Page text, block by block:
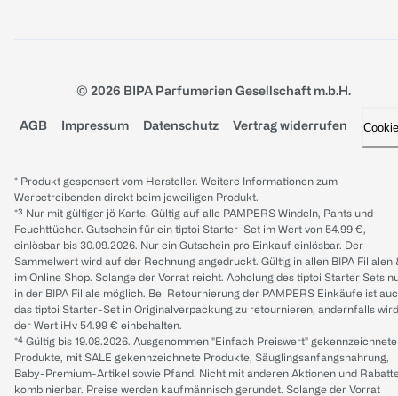
© 2026 BIPA Parfumerien Gesellschaft m.b.H.
AGB Impressum Datenschutz Vertrag widerrufen
* Produkt gesponsert vom Hersteller. Weitere Informationen zum
Werbetreibenden direkt beim jeweiligen Produkt.
*³ Nur mit gültiger jö Karte. Gültig auf alle PAMPERS Windeln, Pants und
Feuchttücher. Gutschein für ein tiptoi Starter-Set im Wert von 54.99 €,
einlösbar bis 30.09.2026. Nur ein Gutschein pro Einkauf einlösbar. Der
Sammelwert wird auf der Rechnung angedruckt. Gültig in allen BIPA Filialen
im Online Shop. Solange der Vorrat reicht. Abholung des tiptoi Starter Sets
in der BIPA Filiale möglich. Bei Retournierung der PAMPERS Einkäufe ist
das tiptoi Starter-Set in Originalverpackung zu retournieren, andernfalls wird
der Wert iHv 54.99 € einbehalten.
*⁴ Gültig bis 19.08.2026. Ausgenommen "Einfach Preiswert" gekennzeichnete
Produkte, mit SALE gekennzeichnete Produkte, Säuglingsanfangsnahrung,
Baby-Premium-Artikel sowie Pfand. Nicht mit anderen Aktionen und
kombinierbar. Preise werden kaufmännisch gerundet. Solange der Vorrat